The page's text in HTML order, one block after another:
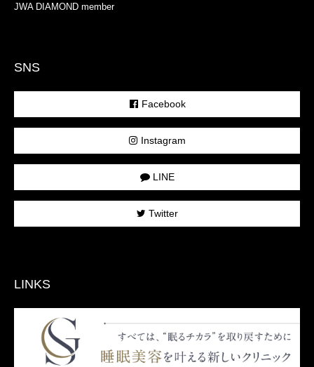
JWA DIAMOND member
SNS
Facebook
Instagram
LINE
Twitter
LINKS